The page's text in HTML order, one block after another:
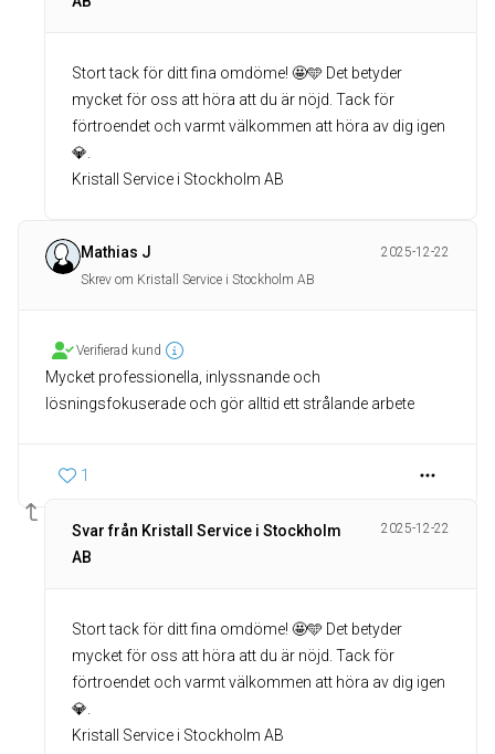
Stort tack för ditt fina omdöme! 🤩🩵 Det betyder
mycket för oss att höra att du är nöjd. Tack för
förtroendet och varmt välkommen att höra av dig igen
💎.
Kristall Service i Stockholm AB
Mathias J
2025-12-22
Skrev om Kristall Service i Stockholm AB
Verifierad kund
Mycket professionella, inlyssnande och
lösningsfokuserade och gör alltid ett strålande arbete
1
Svar från Kristall Service i Stockholm
AB
2025-12-22
Stort tack för ditt fina omdöme! 🤩🩵 Det betyder
mycket för oss att höra att du är nöjd. Tack för
förtroendet och varmt välkommen att höra av dig igen
💎.
Kristall Service i Stockholm AB